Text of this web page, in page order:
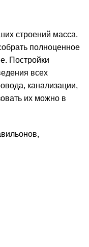
строений масса.
полноценное
Постройки
всех
канализации,
их можно в